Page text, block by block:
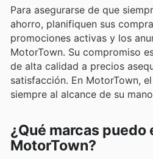
Para asegurarse de que
ahorro, planifiquen sus
promociones activas y los
MotorTown. Su compromiso
de alta calidad a precios
satisfacción. En MotorTown,
siempre al alcance de su
¿Qué marcas puedo
MotorTown?